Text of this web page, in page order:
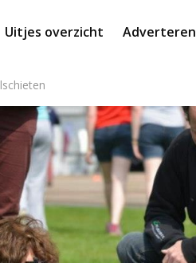
Uitjes overzicht Adverteren